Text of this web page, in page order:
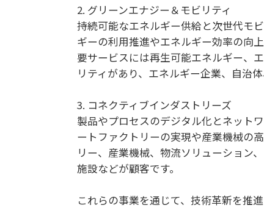
2. グリーンエナジー＆モビリティ
持続可能なエネルギー供給と次世代モ
ギーの利用推進やエネルギー効率の向
要サービスには再生可能エネルギー、
リティがあり、エネルギー企業、自治
3. コネクティブインダストリーズ
製品やプロセスのデジタル化とネット
ートファクトリーの実現や産業機械の
リー、産業機械、物流ソリューション
施設などが顧客です。
これらの事業を通じて、技術革新を推